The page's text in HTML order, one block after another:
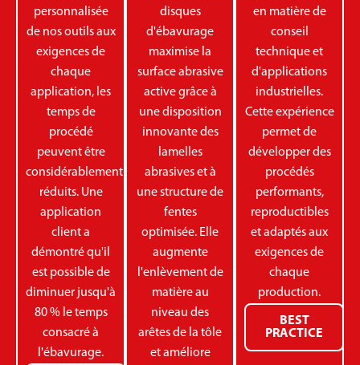
personnalisée
de nos outils aux
exigences de
chaque
application, les
temps de
procédé
peuvent être
considérablement
réduits. Une
application
client a
démontré qu'il
est possible de
diminuer jusqu'à
80 % le temps
consacré à
l'ébavurage.
disques
d'ébavurage
maximise la
surface abrasive
active grâce à
une disposition
innovante des
lamelles
abrasives et à
une structure de
fentes
optimisée. Elle
augmente
l'enlèvement de
matière au
niveau des
arêtes de la tôle
et améliore
en matière de
conseil
technique et
d'applications
industrielles.
Cette expérience
permet de
développer des
procédés
performants,
reproductibles
et adaptés aux
exigences de
chaque
production.
BEST
PRACTICE